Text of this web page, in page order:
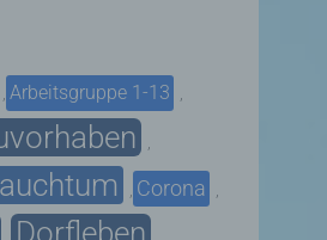
, Arbeitsgruppe 1-13 ,
,
, Corona ,
Dorfleben